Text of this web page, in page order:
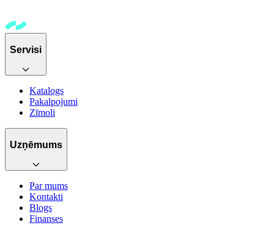
Servisi
Katalogs
Pakalpojumi
Zīmoli
Uzņēmums
Par mums
Kontakti
Blogs
Finanses